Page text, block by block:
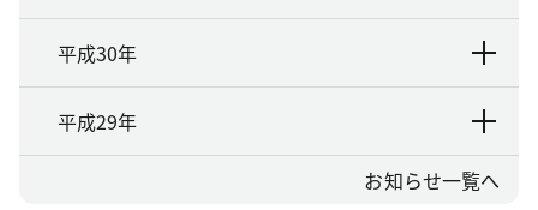
平成30年
平成29年
お知らせ一覧へ